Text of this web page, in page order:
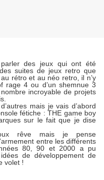
des jeux qui ont été
suites de jeux retro que
rétro et au néo retro, il n’y
rage 4 ou d’un shemnue 3
incroyable de projets
mais je vais d’abord
fétiche : THE game boy
sur le fait que je dise
rêve mais je pense
entre les différents
80, 90 et 2000 a pu
de développement de
volet !